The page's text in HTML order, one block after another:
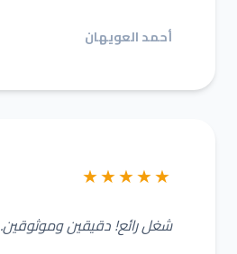
أحمد العويهان
★★★★★
شغل رائع! دقيقين وموثوقين.